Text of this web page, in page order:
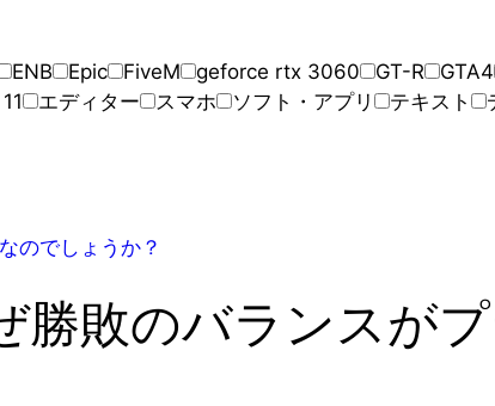
ENB Epic FiveM geforce rtx 3060 GT-R GTA4
エディター スマホ ソフト・アプリ テキスト
のでしょうか？
勝敗のバランスが